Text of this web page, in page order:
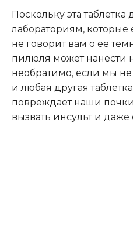
Поскольку эта
лабораториям, которые
не говорит вам о ее
пилюля может нанести
необратимо, если мы
и любая другая
повреждает наши
вызвать инсульт и